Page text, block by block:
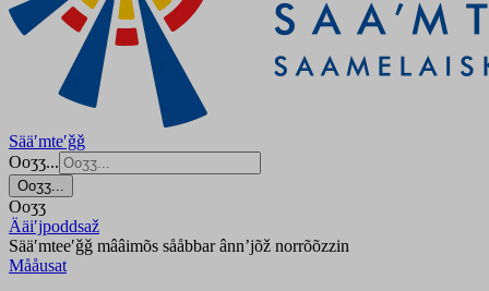
Sääʹmteʹǧǧ
Ooʒʒ...
Ooʒʒ...
Ooʒʒ
Ääiʹjpoddsaž
Sääʹmteeʹǧǧ mââimõs sååbbar ânnʼjõž norrõõzzin
Mååusat